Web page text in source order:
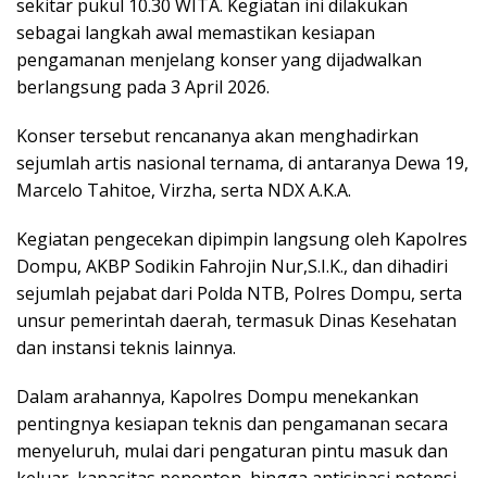
sekitar pukul 10.30 WITA. Kegiatan ini dilakukan
sebagai langkah awal memastikan kesiapan
pengamanan menjelang konser yang dijadwalkan
berlangsung pada 3 April 2026.
Konser tersebut rencananya akan menghadirkan
sejumlah artis nasional ternama, di antaranya Dewa 19,
Marcelo Tahitoe, Virzha, serta NDX A.K.A.
Kegiatan pengecekan dipimpin langsung oleh Kapolres
Dompu, AKBP Sodikin Fahrojin Nur,S.I.K., dan dihadiri
sejumlah pejabat dari Polda NTB, Polres Dompu, serta
unsur pemerintah daerah, termasuk Dinas Kesehatan
dan instansi teknis lainnya.
Dalam arahannya, Kapolres Dompu menekankan
pentingnya kesiapan teknis dan pengamanan secara
menyeluruh, mulai dari pengaturan pintu masuk dan